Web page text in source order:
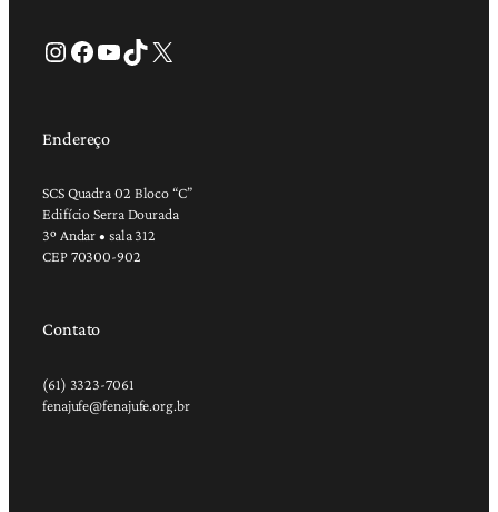
Instagram Facebook Youtube TikTok X
Endereço
SCS Quadra 02 Bloco “C”
Edifício Serra Dourada
3º Andar • sala 312
CEP 70300-902
Contato
(61) 3323-7061
fenajufe@fenajufe.org.br